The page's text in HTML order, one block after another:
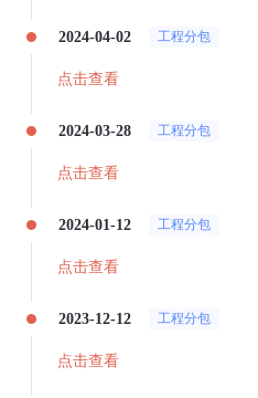
2024-04-02 工程分包
点击查看
2024-03-28 工程分包
点击查看
2024-01-12 工程分包
点击查看
2023-12-12 工程分包
点击查看